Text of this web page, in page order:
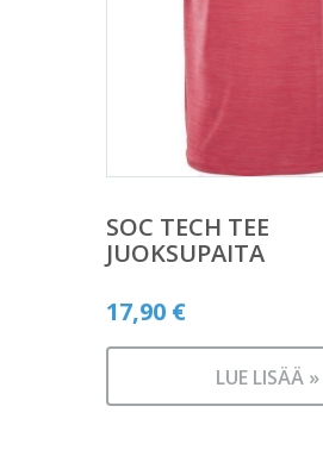
SOC TECH TEE
JUOKSUPAITA
17,90 €
LUE LISÄÄ »